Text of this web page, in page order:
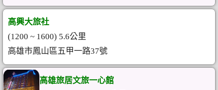
高興大旅社
(1200 ~ 1600) 5.6公里
高雄市鳳山區五甲一路37號
高雄旅居文旅一心館